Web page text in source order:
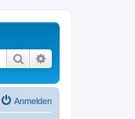
Suche
Anmelden